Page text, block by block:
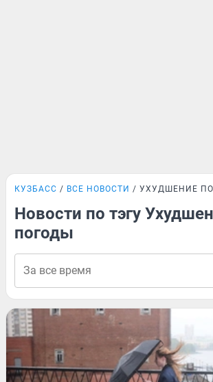
КУЗБАСС ВСЕ НОВОСТИ УХУДШЕНИЕ
Новости по тэгу
погоды